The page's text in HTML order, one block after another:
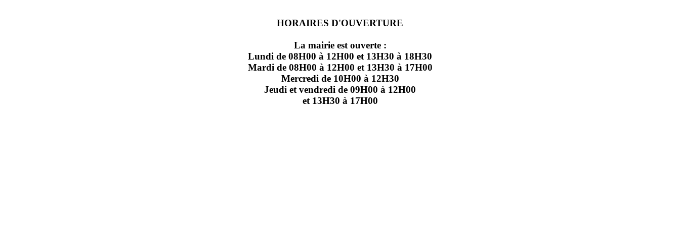
HORAIRES D'OUVERTURE
La mairie est ouverte :
Lundi de 08H00 à 12H00 et 13H30 à 18H30
Mardi de 08H00 à 12H00 et 13H30 à 17H00
Mercredi de 10H00 à 12H30
Jeudi et vendredi de 09H00 à 12H00
et 13H30 à 17H00